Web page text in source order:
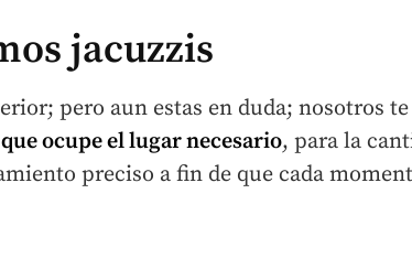
jacuzzis
pero aun estas en duda; nosotros
ocupe el lugar necesario, para la
preciso a fin de que cada